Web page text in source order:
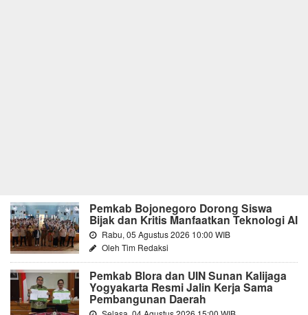
Pemkab Bojonegoro Dorong Siswa
Bijak dan Kritis Manfaatkan Teknologi AI
Rabu, 05 Agustus 2026 10:00 WIB
Oleh Tim Redaksi
Pemkab Blora dan UIN Sunan Kalijaga
Yogyakarta Resmi Jalin Kerja Sama
Pembangunan Daerah